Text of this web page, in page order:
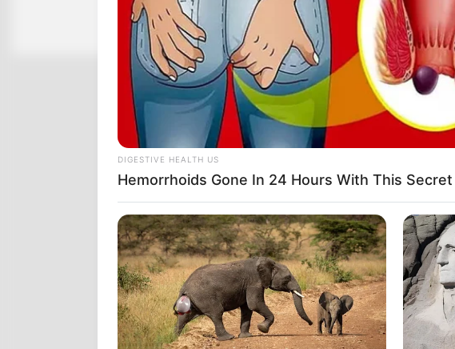
DIGESTIVE HEALTH US
Hemorrhoids Gone In 24 Hours With This
INSTANTHUB
Melania Trump Moments We Can't Believe Were
Camera